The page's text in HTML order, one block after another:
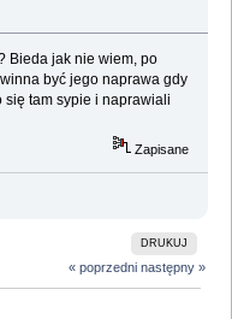
Bieda jak nie wiem, po
być jego naprawa gdy
się tam sypie i naprawiali
Zapisane
DRUKUJ
« poprzedni następny »